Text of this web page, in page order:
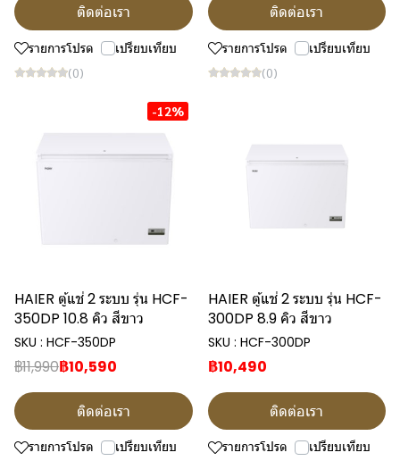
ติดต่อเรา
รายการโปรด เปรียบเทียบ
(0)
ติดต่อเรา
รายการโปรด เปรียบเทียบ
(0)
-12%
HAIER ตู้แช่ 2 ระบบ รุ่น HCF-
350DP 10.8 คิว สีขาว
SKU : HCF-350DP
฿11,990฿10,590
ติดต่อเรา
รายการโปรด เปรียบเทียบ
HAIER ตู้แช่ 2 ระบบ รุ่น HCF-
300DP 8.9 คิว สีขาว
SKU : HCF-300DP
฿10,490
ติดต่อเรา
รายการโปรด เปรียบเทียบ